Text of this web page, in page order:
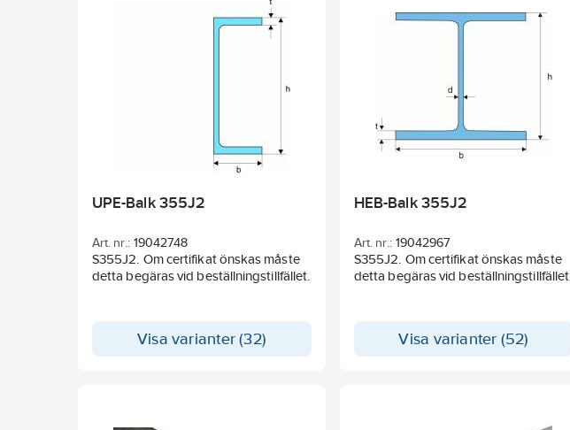
UPE-Balk 355J2
Art. nr.: 19042748
S355J2. Om certifikat önskas måste
detta begäras vid beställningstillfället.
Visa varianter (32)
HEB-Balk 355J2
Art. nr.: 19042967
S355J2. Om certifikat önskas måste
detta begäras vid beställningstillfället.
Visa varianter (52)